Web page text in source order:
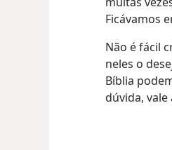
Ficávamos
Não é fácil
neles o
Bíblia
dúvida, vale